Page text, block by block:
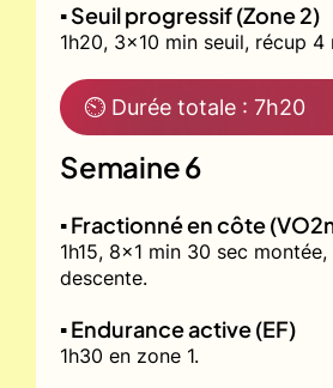
▪️ Seuil progressif (Zone 2)
1h20, 3x10 min seuil, récup 4
⏲ Durée totale : 7h20
Semaine 6
▪️ Fractionné en côte
1h15, 8x1 min 30 sec montée,
descente.
▪️ Endurance active (EF)
1h30 en zone 1.